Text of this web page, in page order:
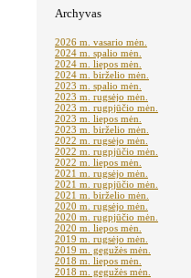
Archyvas
2026 m. vasario mėn.
2024 m. spalio mėn.
2024 m. liepos mėn.
2024 m. birželio mėn.
2023 m. spalio mėn.
2023 m. rugsėjo mėn.
2023 m. rugpjūčio mėn.
2023 m. liepos mėn.
2023 m. birželio mėn.
2022 m. rugsėjo mėn.
2022 m. rugpjūčio mėn.
2022 m. liepos mėn.
2021 m. rugsėjo mėn.
2021 m. rugpjūčio mėn.
2021 m. birželio mėn.
2020 m. rugsėjo mėn.
2020 m. rugpjūčio mėn.
2020 m. liepos mėn.
2019 m. rugsėjo mėn.
2019 m. gegužės mėn.
2018 m. liepos mėn.
2018 m. gegužės mėn.